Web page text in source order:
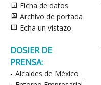
Ficha de datos
Archivo de portada
Echa un vistazo
DOSIER DE
PRENSA:
- Alcaldes de México